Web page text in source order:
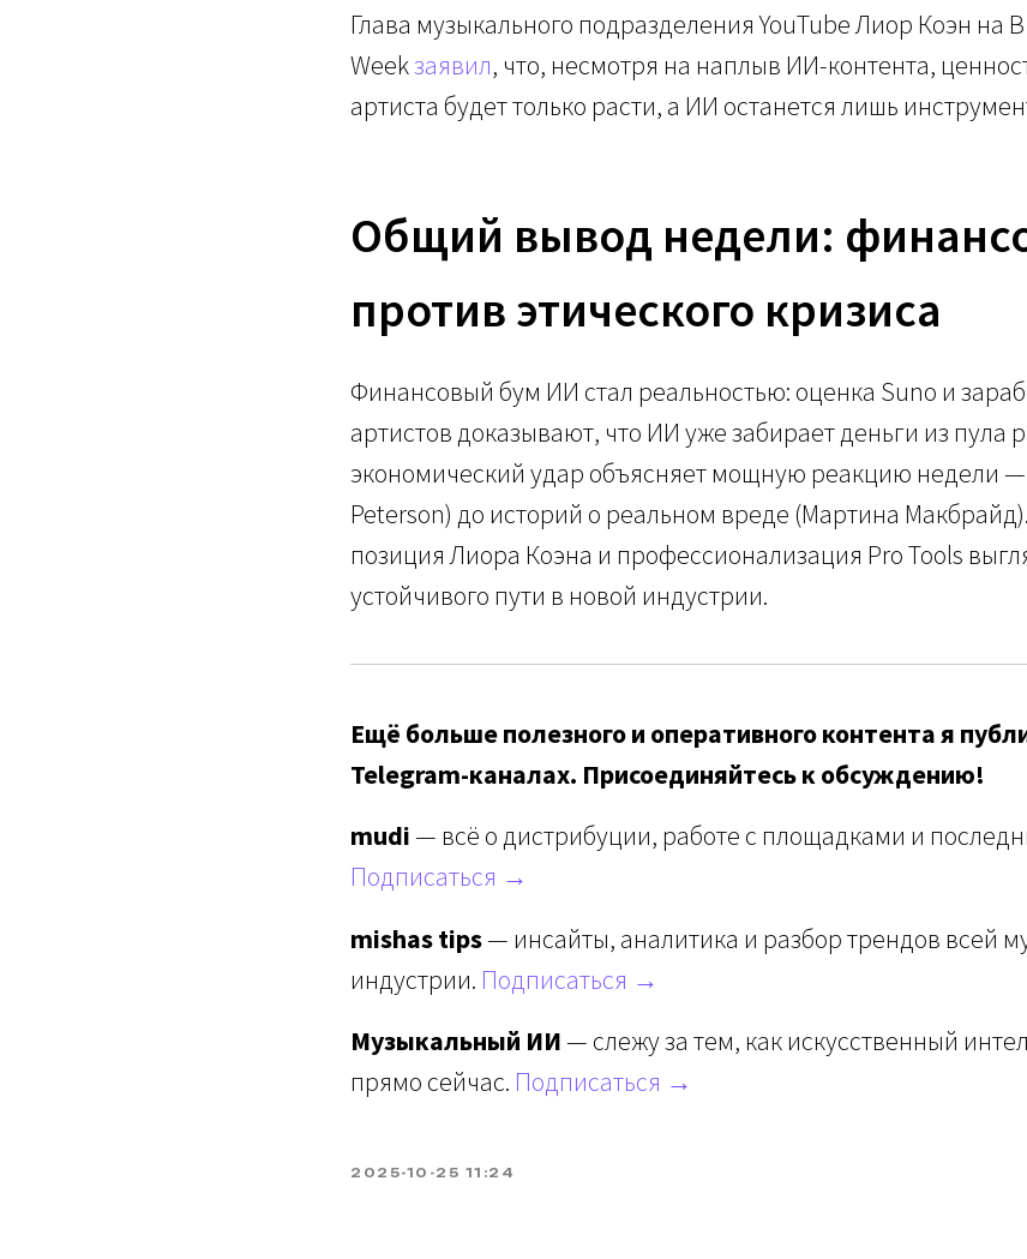
Глава музыкального подразделения YouTube Лиор Коэн на
Weekзаявил, что, несмотря на наплыв ИИ-контента,
артиста будет только расти, а ИИ останется лишь
Общий вывод недели:
против этического кризиса
Финансовый бум ИИ стал реальностью: оценка Suno и
артистов доказывают, что ИИ уже забирает деньги из пула
экономический удар объясняет мощную реакцию недели —
Peterson) до историй о реальном вреде (Мартина
позиция Лиора Коэна и профессионализация Pro Tools
устойчивого пути в новой индустрии.
Ещё больше полезного и оперативного контента я
Telegram-каналах. Присоединяйтесь к обсуждению!
mudi— всё о дистрибуции, работе с площадками и
Подписаться →
mishas tips— инсайты, аналитика и разбор трендов всей
индустрии. Подписаться →
Музыкальный ИИ— слежу за тем, как искусственный
прямо сейчас. Подписаться →
2025-10-25 11:24